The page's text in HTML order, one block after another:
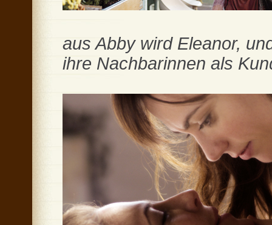
aus Abby wird Eleanor,
ihre Nachbarinnen als